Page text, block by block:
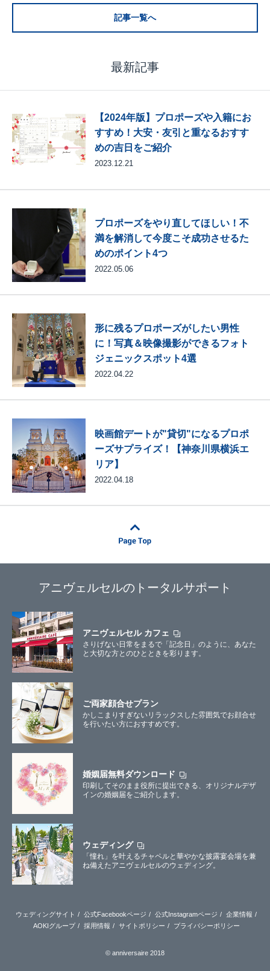
記事一覧へ
最新記事
【2024年版】プロポーズや入籍にお
すすめ！大安・友引と重なるおすす
めの吉日をご紹介
2023.12.21
プロポーズをやり直してほしい！不
満を解消して今度こそ成功させるた
めのポイント4つ
2022.05.06
形に残るプロポーズがしたい男性
に！写真＆映像撮影ができるフォト
ジェニックスポット4選
2022.04.22
映画館デートが"貸切"になるプロポ
ーズサプライズ！【神奈川県横浜エ
リア】
2022.04.18
アニヴェルセルのトータルサポート
アニヴェルセル カフェ
さりげない日常をまるで「記念日」のように、あなた
と大切な方とのひとときを彩ります。
ご両家顔合せプラン
かしこまりすぎないリラックスした雰囲気でお顔合せ
を行いたい方におすすめです。
婚姻届無料ダウンロード
印刷してそのまま役所に提出できる、オリジナルデザ
インの婚姻届をご紹介します。
ウェディング
「憧れ」を叶えるチャペルと華やかな披露宴会場を兼
ね備えたアニヴェルセルのウェディング。
ウェディングサイト 公式Facebookページ 公式Instagramページ
企業情報
AOKIグループ
採用情報 サイトポリシー プライバシーポリシー
© anniversaire 2018